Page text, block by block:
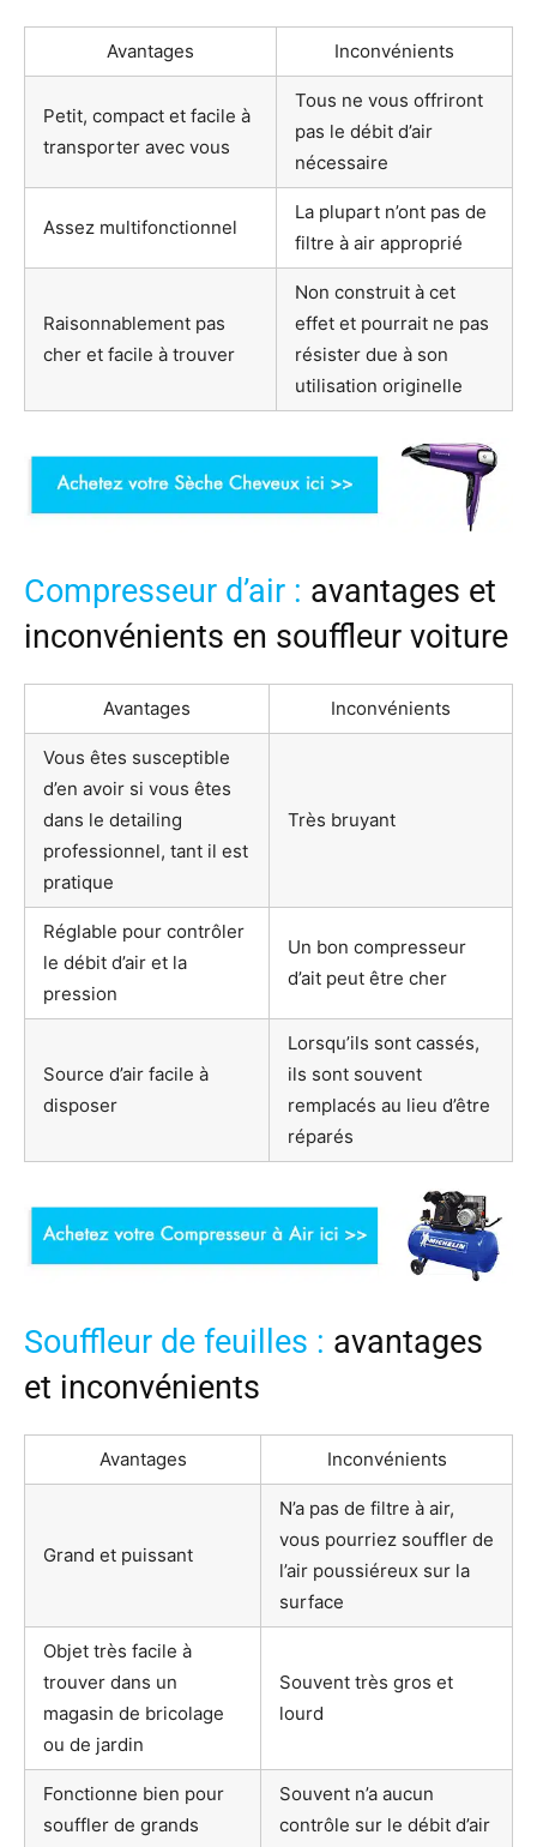
Avantages Inconvénients
Petit, compact et facile à
transporter avec vous
Tous ne vous offriront
pas le débit d’air
nécessaire
Assez multifonctionnel
La plupart n’ont pas de
filtre à air approprié
Raisonnablement pas
cher et facile à trouver
Non construit à cet
effet et pourrait ne pas
résister due à son
utilisation originelle
Compresseur d’air : avantages et
inconvénients en souffleur voiture
Avantages Inconvénients
Vous êtes susceptible
d’en avoir si vous êtes
dans le detailing
professionnel, tant il est
pratique
Très bruyant
Réglable pour contrôler
le débit d’air et la
pression
Un bon compresseur
d’ait peut être cher
Source d’air facile à
disposer
Lorsqu’ils sont cassés,
ils sont souvent
remplacés au lieu d’être
réparés
Souffleur de feuilles : avantages
et inconvénients
Avantages Inconvénients
Grand et puissant
N’a pas de filtre à air,
vous pourriez souffler de
l’air poussiéreux sur la
surface
Objet très facile à
trouver dans un
magasin de bricolage
ou de jardin
Souvent très gros et
lourd
Fonctionne bien pour
souffler de grands
Souvent n’a aucun
contrôle sur le débit d’air